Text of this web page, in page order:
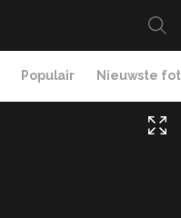
Populair Nieuwste